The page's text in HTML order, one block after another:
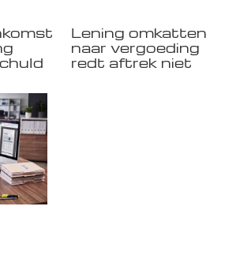
Lening omkatten
naar vergoeding
redt aftrek niet